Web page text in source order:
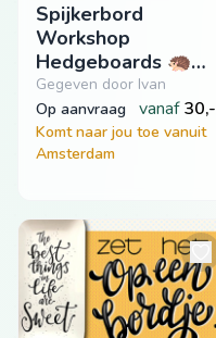
Spijkerbord
Workshop
Hedgeboards 🦔
Veerkracht en
ademhaling
Gegeven door Ivan
op aanvraag
vanaf 30,-
Komt naar jou toe vanuit
Amsterdam